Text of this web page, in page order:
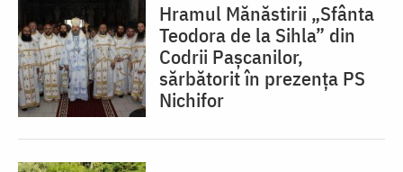
Hramul Mănăstirii „Sfânta
Teodora de la Sihla” din
Codrii Pașcanilor,
sărbătorit în prezența PS
Nichifor